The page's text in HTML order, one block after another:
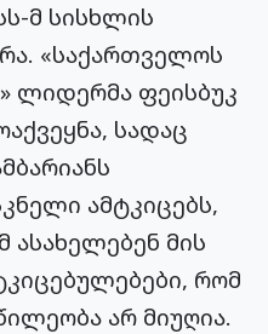
მ სისხლის
«საქართველოს
ლიდერმა ფეისბუკ
სადაც
ამტკიცებს,
ასახელებენ მის
რომ
არ მიუღია.